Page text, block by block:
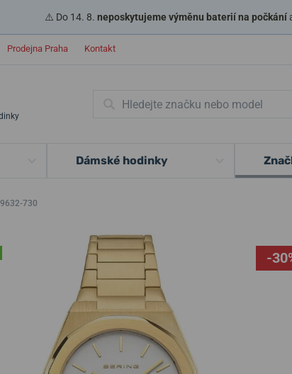
⚠️ Do 14. 8. neposkytujeme výměnu baterií na počkání
Prodejna Praha Kontakt
Dámské hodinky
730
-